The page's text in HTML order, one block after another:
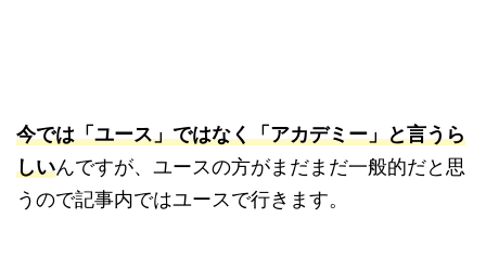
今では「ユース」ではなく「アカデミー」と言うら
しいんですが、ユースの方がまだまだ一般的だと思
うので記事内ではユースで行きます。